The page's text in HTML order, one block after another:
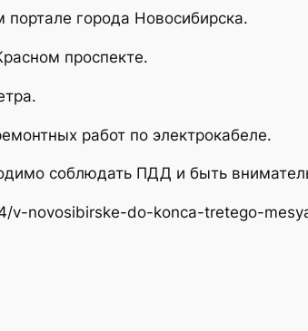
города Новосибирска.
проспекте.
работ по электрокабеле.
соблюдать ПДД и быть
v-novosibirske-do-konca-tretego-